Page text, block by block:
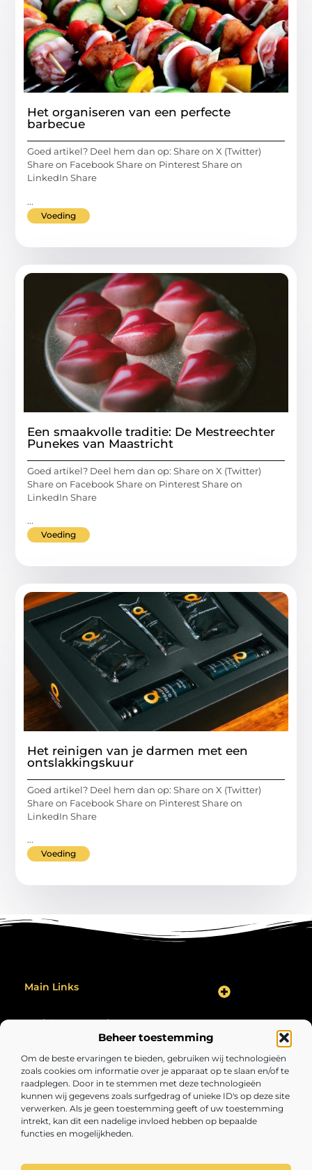
Beheer toestemming
Om de beste ervaringen te bieden, gebruiken wij technologieën
zoals cookies om informatie over je apparaat op te slaan en/of te
raadplegen. Door in te stemmen met deze technologieën
kunnen wij gegevens zoals surfgedrag of unieke ID's op deze site
verwerken. Als je geen toestemming geeft of uw toestemming
intrekt, kan dit een nadelige invloed hebben op bepaalde
functies en mogelijkheden.
Het organiseren van een perfecte
barbecue
Goed artikel? Deel hem dan op: Share on X (Twitter)
Share on Facebook Share on Pinterest Share on
LinkedIn Share
...
Voeding
Een smaakvolle traditie: De Mestreechter
Punekes van Maastricht
Goed artikel? Deel hem dan op: Share on X (Twitter)
Share on Facebook Share on Pinterest Share on
LinkedIn Share
...
Voeding
Het reinigen van je darmen met een
ontslakkingskuur
Goed artikel? Deel hem dan op: Share on X (Twitter)
Share on Facebook Share on Pinterest Share on
LinkedIn Share
...
Voeding
Main Links
Bericht categorie
Volopgezond.nl – Jouw bron van inspirerende
Lees artikelen en blogs over alles wat het leven interessant, verrassend